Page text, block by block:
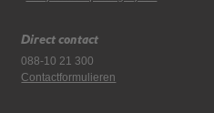
Direct contact
088-10 21 300
Contactformulieren